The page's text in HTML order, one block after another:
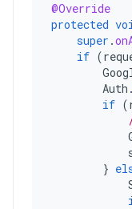
@Override
protected
super .
if (
Auth .
if (
}